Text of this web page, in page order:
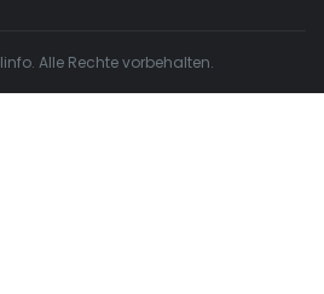
Alle Rechte vorbehalten.